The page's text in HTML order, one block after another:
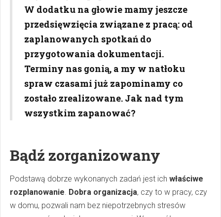
W dodatku na głowie mamy jeszcze
przedsięwzięcia związane z pracą: od
zaplanowanych spotkań do
przygotowania dokumentacji.
Terminy nas gonią, a my w natłoku
spraw czasami już zapominamy co
zostało zrealizowane. Jak nad tym
wszystkim zapanować?
Bądź zorganizowany
Podstawą dobrze wykonanych zadań jest ich właściwe
rozplanowanie. Dobra organizacja, czy to w pracy, czy
w domu, pozwali nam bez niepotrzebnych stresów